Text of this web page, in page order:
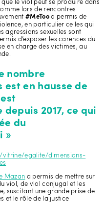
le viol peut se produire dans
lors de rencontres
#MeTooa permis de
en particulier celles qui
agressions sexuelles sont
d’exposer les carences du
en charge des victimes, au
nombre
est en hausse de
est
2017, ce qui
du
»
vitrine/egalite/dimensions-
Mazan a permis de mettre sur
viol, de viol conjugal et les
suscitant une grande prise de
et le rôle de la justice